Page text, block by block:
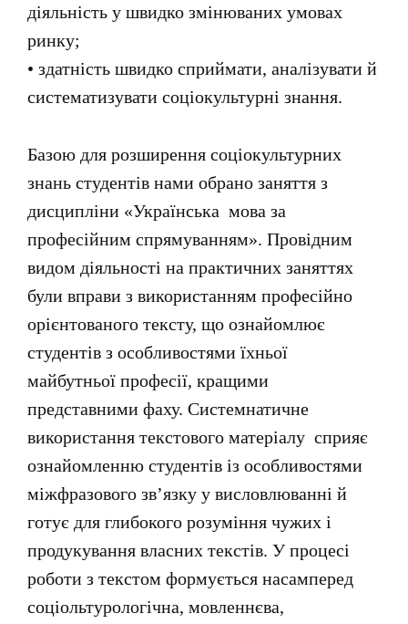
діяльність у швидко змінюваних умовах
ринку;
• здатність швидко сприймати, аналізувати й
систематизувати соціокультурні знання.
Базою для розширення соціокультурних
знань студентів нами обрано заняття з
дисципліни «Українська мова за
професійним спрямуванням». Провідним
видом діяльності на практичних заняттях
були вправи з використанням професійно
орієнтованого тексту, що ознайомлює
студентів з особливостями їхньої
майбутньої професії, кращими
представними фаху. Системнатичне
використання текстового матеріалу сприяє
ознайомленню студентів із особливостями
міжфразового зв’язку у висловлюванні й
готує для глибокого розуміння чужих і
продукування власних текстів. У процесі
роботи з текстом формується насамперед
соціольтурологічна, мовленнєва,